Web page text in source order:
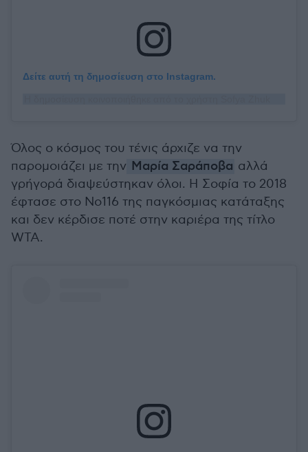
Δείτε αυτή τη δημοσίευση στο Instagram.
Όλος ο κόσμος του τένις άρχιζε να την
παρομοιάζει με την Μαρία Σαράποβα αλλά
γρήγορά διαψεύστηκαν όλοι. Η Σοφία το 2018
έφτασε στο Νο116 της παγκόσμιας κατάταξης
και δεν κέρδισε ποτέ στην καριέρα της τίτλο
WTA.